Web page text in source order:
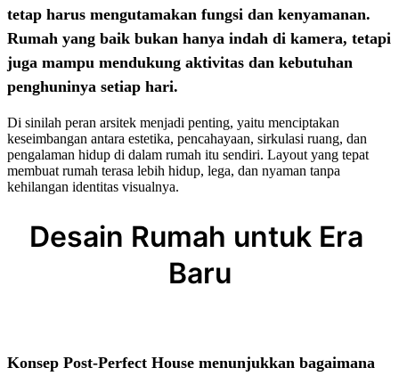
tetap harus mengutamakan fungsi dan kenyamanan.
Rumah yang baik bukan hanya indah di kamera, tetapi
juga mampu mendukung aktivitas dan kebutuhan
penghuninya setiap hari.
Di sinilah peran arsitek menjadi penting, yaitu menciptakan
keseimbangan antara estetika, pencahayaan, sirkulasi ruang, dan
pengalaman hidup di dalam rumah itu sendiri. Layout yang tepat
membuat rumah terasa lebih hidup, lega, dan nyaman tanpa
kehilangan identitas visualnya.
Desain Rumah untuk Era
Baru
Konsep Post-Perfect House menunjukkan bagaimana